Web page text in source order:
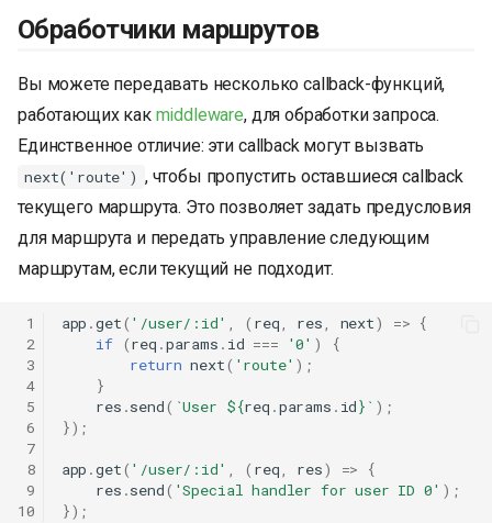
Обработчики маршрутов
Вы можете передавать несколько callback-функций,
работающих как middleware, для обработки запроса.
Единственное отличие: эти callback могут вызвать
next('route') , чтобы пропустить оставшиеся callback
текущего маршрута. Это позволяет задать предусловия
для маршрута и передать управление следующим
маршрутам, если текущий не подходит.
1
2
3
4
5
6
7
8
9
10
app .get( '/user/:id' , ( req, res, next) => {
if (req .params . id === '0' )
{
return next( 'route' );
}
res .send( `User ${req .params . id} ` );
});
app .get( '/user/:id' , ( req, res) =>
{
res .send( 'Special handler for user ID 0' );
});